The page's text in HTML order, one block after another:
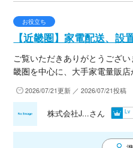
お役立ち
ご覧いただきありがとうござ
畿圏を中心に、大手家電量販
式会社JTT関西の阿部と申しま
応に伴い、現場を一緒に手伝
方様・個人事業主様・小規模法
【お仕事内容】 ・家電製品の
2026/07/21更新 ／ 2026/07/21投稿
株式会社J...さん Lv